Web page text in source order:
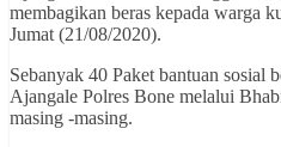
membagikan beras kepada warga
Jumat (21/08/2020).
Sebanyak 40 Paket bantuan sosial
Ajangale Polres Bone melalui
masing -masing.